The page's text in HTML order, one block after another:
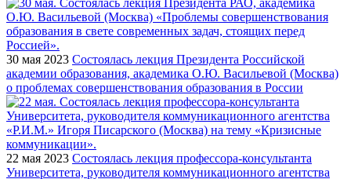
30 мая 2023 Состоялась лекция Президента Российской
академии образования, академика О.Ю. Васильевой (Москва)
о проблемах совершенствования образования в России
22 мая 2023 Состоялась лекция профессора-консультанта
Университета, руководителя коммуникационного агентства